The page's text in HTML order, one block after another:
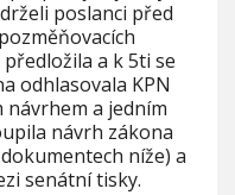
poslanci před
a k 5ti se
odhlasovala KPN
návrhem a jedním
návrh zákona
níže) a
senátní tisky.